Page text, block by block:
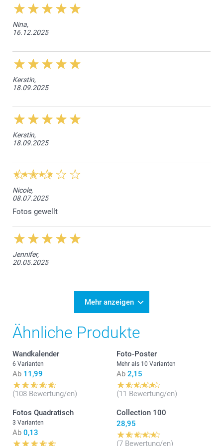
Nina,
16.12.2025
Kerstin,
18.09.2025
Kerstin,
18.09.2025
Nicole,
08.07.2025
Fotos gewellt
Jennifer,
20.05.2025
Mehr anzeigen
Ähnliche Produkte
Wandkalender
6 Varianten
Ab 11,99
(108 Bewertung/en)
Foto-Poster
Mehr als 10 Varianten
Ab 2,15
(11 Bewertung/en)
Fotos Quadratisch
3 Varianten
Ab 0,13
Collection 100
28,95
(7 Bewertung/en)